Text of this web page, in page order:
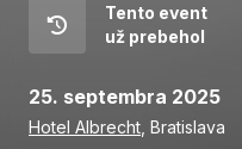
Tento event
už prebehol
25. septembra 2025
Hotel Albrecht , Bratislava